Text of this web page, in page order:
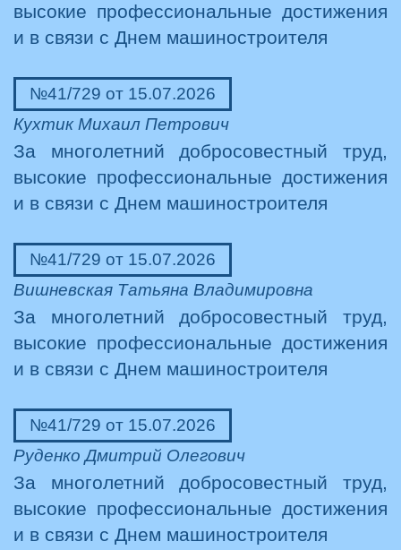
высокие профессиональные достижения
и в связи с Днем машиностроителя
№41/729 от 15.07.2026
Кухтик Михаил Петрович
За многолетний добросовестный труд,
высокие профессиональные достижения
и в связи с Днем машиностроителя
№41/729 от 15.07.2026
Вишневская Татьяна Владимировна
За многолетний добросовестный труд,
высокие профессиональные достижения
и в связи с Днем машиностроителя
№41/729 от 15.07.2026
Руденко Дмитрий Олегович
За многолетний добросовестный труд,
высокие профессиональные достижения
и в связи с Днем машиностроителя